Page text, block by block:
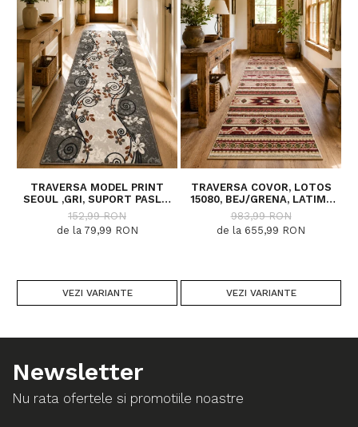
TRAVERSA MODEL PRINT
SEOUL ,GRI, SUPORT PASLA,
LATIME 100 CM, 820 GR/MP
152,99 RON
de la 79,99 RON
VEZI VARIANTE
TRAVERSA COVOR, LOTOS
15080, BEJ/GRENA, LATIME
200 CM, DIVERSE LUNGIMI
983,99 RON
de la 655,99 RON
VEZI VARIANTE
Newsletter
Nu rata ofertele si promotiile noastre